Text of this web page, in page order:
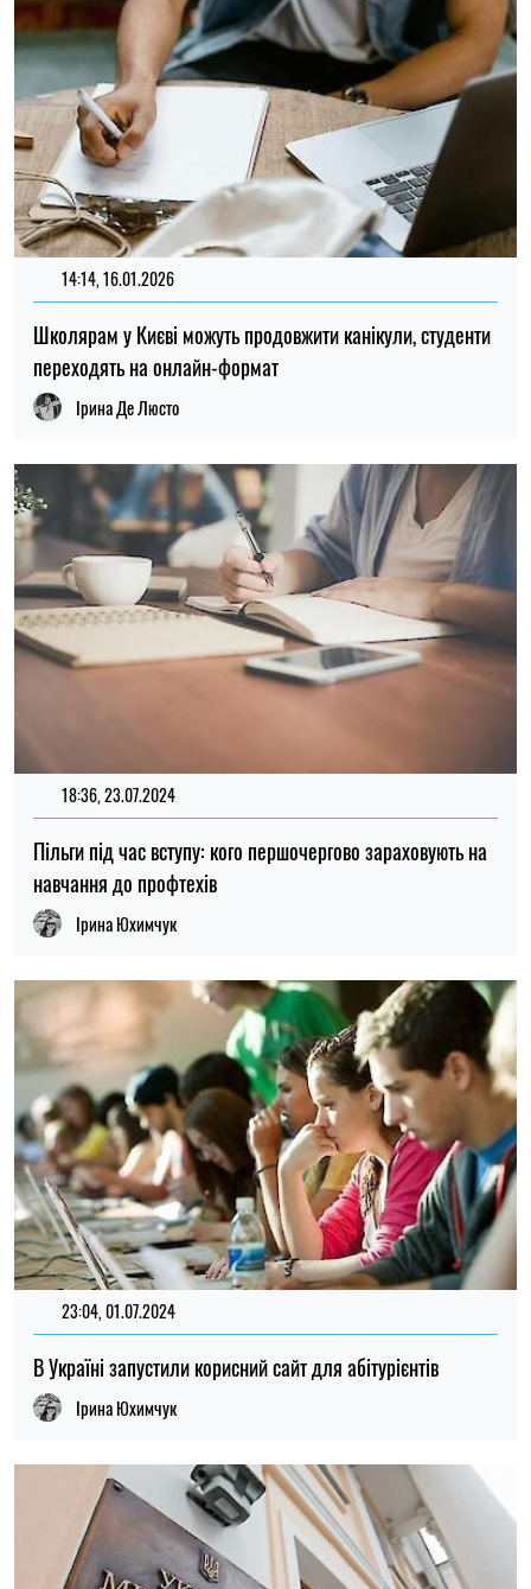
14:14, 16.01.2026
Школярам у Києві можуть продовжити канікули, студенти
переходять на онлайн-формат
Ірина Де Люсто
18:36, 23.07.2024
Пільги під час вступу: кого першочергово зараховують на
навчання до профтехів
Ірина Юхимчук
23:04, 01.07.2024
В Україні запустили корисний сайт для абітурієнтів
Ірина Юхимчук